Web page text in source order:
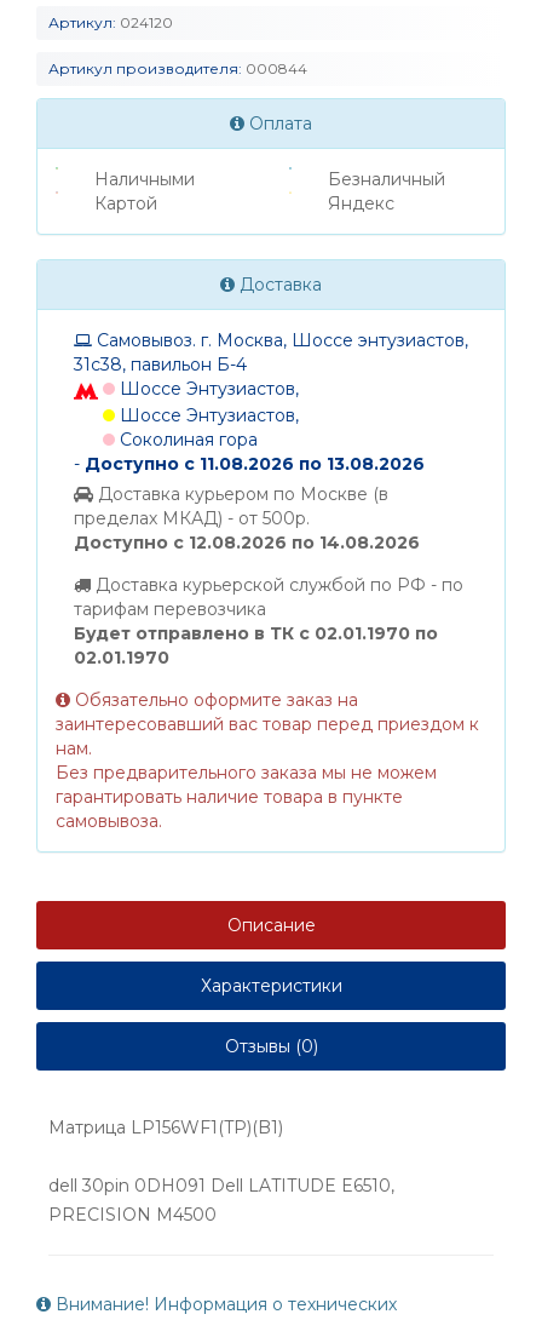
Артикул: 024120
Артикул производителя: 000844
Оплата
Наличными
Картой
Безналичный
Яндекс
Доставка
Самовывоз. г. Москва, Шоссе энтузиастов,
31с38, павильон Б-4
Шоссе Энтузиастов,
Шоссе Энтузиастов,
Соколиная гора
- Доступно с 11.08.2026 по 13.08.2026
Доставка курьером по Москве (в
пределах МКАД) - от 500р.
Доступно с 12.08.2026 по 14.08.2026
Доставка курьерской службой по РФ - по
тарифам перевозчика
Будет отправлено в ТК с 02.01.1970 по
02.01.1970
Обязательно оформите заказ на
заинтересовавший вас товар перед приездом к
нам.
Без предварительного заказа мы не можем
гарантировать наличие товара в пункте
самовывоза.
Описание
Характеристики
Отзывы (0)
Матрица LP156WF1(TP)(B1)
dell 30pin 0DH091 Dell LATITUDE E6510,
PRECISION M4500
Внимание! Информация о технических